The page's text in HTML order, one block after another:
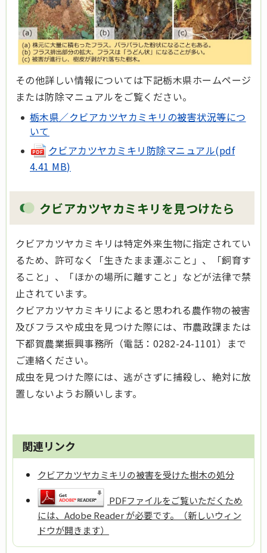
その他詳しい情報については下記栃木県ホームページ
または防除マニュアルをご覧ください。
栃木県／クビアカツヤカミキリの被害状況等につ
いて
クビアカツヤカミキリ防除マニュアル(pdf
4.41 MB)
クビアカツヤカミキリを見つけたら
クビアカツヤカミキリは特定外来生物に指定されてい
るため、許可なく「生きたまま運ぶこと」、「飼育す
ること」、「ほかの場所に離すこと」などが法律で禁
止されています。
クビアカツヤカミキリによると思われる農作物の被害
及びフラスや成虫を見つけた際には、市農政課または
下都賀農業振興事務所（電話：0282-24-1101）まで
ご連絡ください。
成虫を見つけた際には、逃がさずに捕殺し、絶対に放
置しないようお願いします。
関連リンク
クビアカツヤカミキリの被害を受けた樹木の処分
PDFファイルをご覧いただくため
には、Adobe Reader が必要です。（新しいウィン
ドウが開きます）